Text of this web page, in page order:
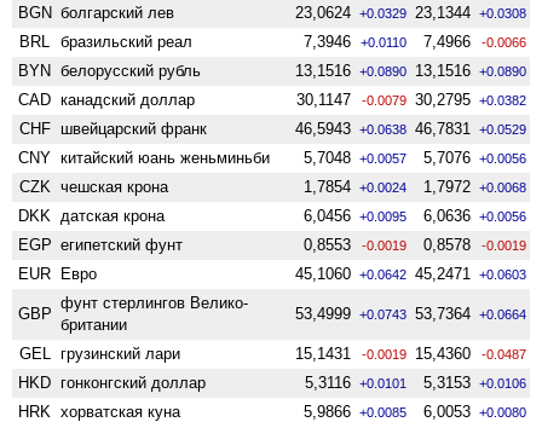
BGN болгарский лев 23,0624 +0.0329 23,1344 +0.0308
BRL бразильский реал 7,3946 +0.0110 7,4966 -0.0066
BYN белорусский рубль 13,1516 +0.0890 13,1516 +0.0890
CAD канадский доллар 30,1147 -0.0079 30,2795 +0.0382
CHF швейцарский франк 46,5943 +0.0638 46,7831 +0.0529
CNY китайский юань женьминьби 5,7048 +0.0057 5,7076 +0.0056
CZK чешская крона 1,7854 +0.0024 1,7972 +0.0068
DKK датская крона 6,0456 +0.0095 6,0636 +0.0056
EGP египетский фунт 0,8553 -0.0019 0,8578 -0.0019
EUR Евро 45,1060 +0.0642 45,2471 +0.0603
GBP
фунт стерлингов Велико­
британии
53,4999 +0.0743 53,7364 +0.0664
GEL грузинский лари 15,1431 -0.0019 15,4360 -0.0487
HKD гонконгский доллар 5,3116 +0.0101 5,3153 +0.0106
HRK хорватская куна 5,9866 +0.0085 6,0053 +0.0080